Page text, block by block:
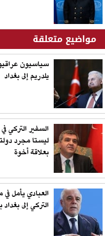
مواضيع متعلقة
سياسيون
يلدريم إلى بغداد
السفير التركي
ليستا مجرد
بعلاقة أخوة
العبادي يأمل
التركي إلى